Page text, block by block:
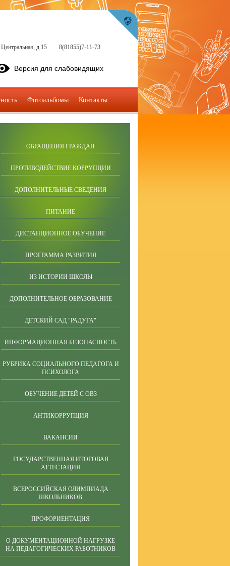
ОБРАЩЕНИЯ ГРАЖДАН
ПРОТИВОДЕЙСТВИЕ КОРРУПЦИИ
ДОПОЛНИТЕЛЬНЫЕ СВЕДЕНИЯ
ПИТАНИЕ
ДИСТАНЦИОННОЕ ОБУЧЕНИЕ
ПРОГРАММА РАЗВИТИЯ
ИЗ ИСТОРИИ ШКОЛЫ
ДОПОЛНИТЕЛЬНОЕ ОБРАЗОВАНИЕ
ДЕТСКИЙ САД "РАДУГА"
ИНФОРМАЦИОННАЯ БЕЗОПАСНОСТЬ
РУБРИКА СОЦИАЛЬНОГО ПЕДАГОГА И
ПСИХОЛОГА
ОБУЧЕНИЕ ДЕТЕЙ С ОВЗ
АНТИКОРРУПЦИЯ
ВАКАНСИИ
ГОСУДАРСТВЕННАЯ ИТОГОВАЯ
АТТЕСТАЦИЯ
ВСЕРОССИЙСКАЯ ОЛИМПИАДА
ШКОЛЬНИКОВ
ПРОФОРИЕНТАЦИЯ
О ДОКУМЕНТАЦИОННОЙ НАГРУЗКЕ
НА ПЕДАГОГИЧЕСКИХ РАБОТНИКОВ
д.15 8(81855)7-11-73
Версия для слабовидящих
Фотоальбомы Контакты